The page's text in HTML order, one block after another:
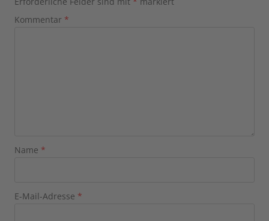
Kommentar *
Name *
E-Mail-Adresse *